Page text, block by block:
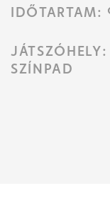
IDŐTARTAM:
SZÍNPAD